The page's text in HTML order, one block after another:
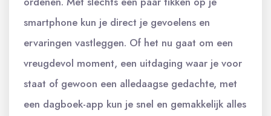
smartphone kun je direct je gevoelens en
ervaringen vastleggen. Of het nu gaat om een
vreugdevol moment, een uitdaging waar je voor
staat of gewoon een alledaagse gedachte, met
een dagboek-app kun je snel en gemakkelijk alles